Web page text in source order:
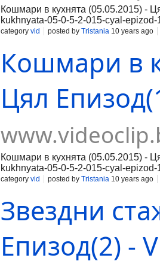
Кошмари в кухнята (05.05.2015) -
kukhnyata-05-0-5-2-015-cyal-
05-0-5-2-015-cyal-epizod-2rnЧаст
category vid posted by Tristania 10 years ago
Кошмари в
Цял
Кошмари в кухнята (05.05.2015) -
kukhnyata-05-0-5-2-015-cyal-
0-5-2-015-cyal-epizod-2 Част
category vid posted by Tristania 10 years ago
Звездни
Епизод(2) -